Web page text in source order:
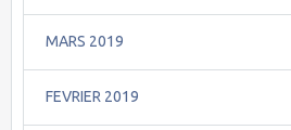
MARS 2019
FEVRIER 2019